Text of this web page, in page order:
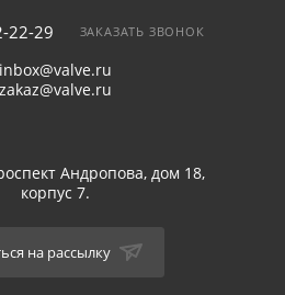
22-29 ЗАКАЗАТЬ ЗВОНОК
inbox@valve.ru
zakaz@valve.ru
Андропова, дом 18,
корпус 7.
на рассылку